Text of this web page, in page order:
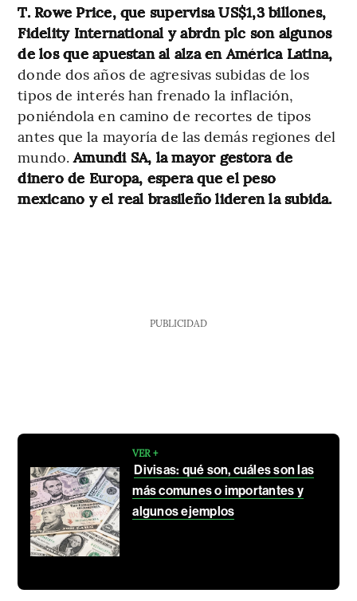
T. Rowe Price, que supervisa US$1,3 billones,
Fidelity International y abrdn plc son algunos
de los que apuestan al alza en América Latina,
donde dos años de agresivas subidas de los
tipos de interés han frenado la inflación,
poniéndola en camino de recortes de tipos
antes que la mayoría de las demás regiones del
mundo.Amundi SA, la mayor gestora de
dinero de Europa, espera que el peso
mexicano y el real brasileño lideren la subida.
PUBLICIDAD
VER +
Divisas: qué son, cuáles son las
más comunes o importantes y
algunos ejemplos